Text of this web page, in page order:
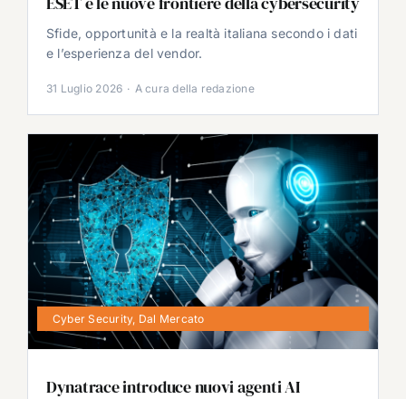
Sfide, opportunità e la realtà italiana secondo i dati
e l’esperienza del vendor.
31 Luglio 2026 · A cura della redazione
Cyber Security, Dal Mercato
Dynatrace introduce nuovi agenti AI